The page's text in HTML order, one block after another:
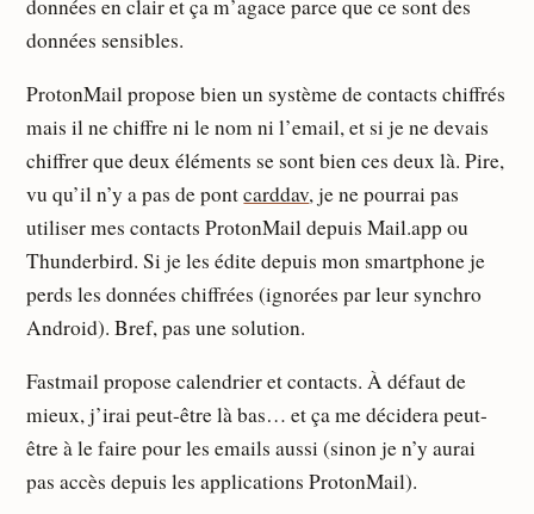
données en clair et ça m’agace parce que ce sont des
données sensibles.
ProtonMail propose bien un système de contacts chiffrés
mais il ne chiffre ni le nom ni l’email, et si je ne devais
chiffrer que deux éléments se sont bien ces deux là. Pire,
vu qu’il n’y a pas de pontcarddav, je ne pourrai pas
utiliser mes contacts ProtonMail depuis Mail.app ou
Thunderbird. Si je les édite depuis mon smartphone je
perds les données chiffrées (ignorées par leur synchro
Android). Bref, pas une solution.
Fastmail propose calendrier et contacts. À défaut de
mieux, j’irai peut-être là bas… et ça me décidera peut-
être à le faire pour les emails aussi (sinon je n’y aurai
pas accès depuis les applications ProtonMail).